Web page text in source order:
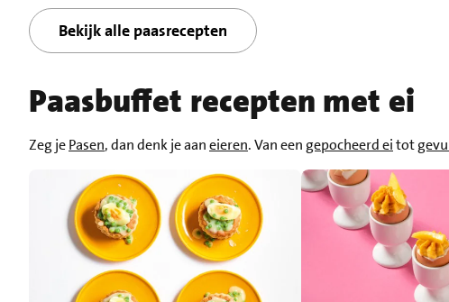
Bekijk alle paasrecepten
Paasbuffet recepten met ei
Zeg jePasen, dan denk je aaneieren. Van een gepocheerd eitot